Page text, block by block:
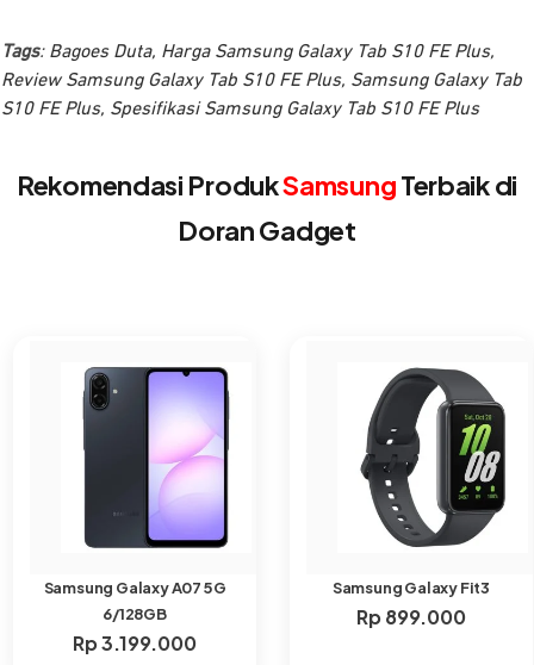
Tags: Bagoes Duta, Harga Samsung Galaxy Tab S10 FE Plus,
Review Samsung Galaxy Tab S10 FE Plus, Samsung Galaxy Tab
S10 FE Plus, Spesifikasi Samsung Galaxy Tab S10 FE Plus
Rekomendasi ProdukSamsungTerbaik di
Doran Gadget
Samsung Galaxy A07 5G
6/128GB
Rp3.199.000
Samsung Galaxy Fit3
Rp899.000